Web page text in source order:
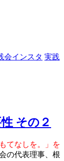
会インスタ 実践
その２
てなしを。」を
の代表理事、根